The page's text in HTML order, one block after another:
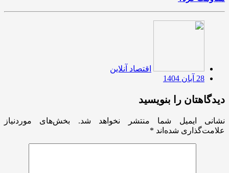
اقتصاد آنلاین
28 آبان 1404
دیدگاهتان را بنویسید
نشانی ایمیل شما منتشر نخواهد شد.
بخش‌های موردنیاز
علامت‌گذاری شده‌اند *